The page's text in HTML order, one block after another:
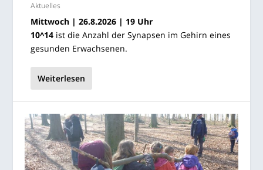
Aktuelles
Mitt­woch | 26.8.2026 | 19 Uhr
10^14 ist die Anzahl der Syn­ap­sen im Gehirn eines
gesun­den Erwachsenen.
Weiterlesen